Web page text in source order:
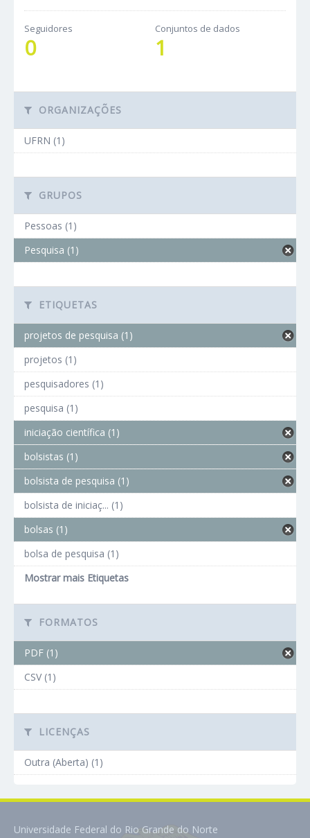
Seguidores
0
Conjuntos de dados
1
ORGANIZAÇÕES
UFRN (1)
GRUPOS
Pessoas (1)
Pesquisa (1)
ETIQUETAS
projetos de pesquisa (1)
projetos (1)
pesquisadores (1)
pesquisa (1)
iniciação científica (1)
bolsistas (1)
bolsista de pesquisa (1)
bolsista de iniciaç... (1)
bolsas (1)
bolsa de pesquisa (1)
Mostrar mais Etiquetas
FORMATOS
PDF (1)
CSV (1)
LICENÇAS
Outra (Aberta) (1)
Universidade Federal do Rio Grande do Norte